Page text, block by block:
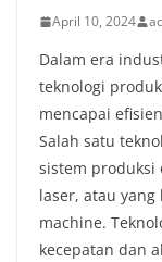
April 10, 2024
Dalam era
teknologi
mencapai
Salah satu
sistem produksi
laser, atau
machine.
kecepatan dan